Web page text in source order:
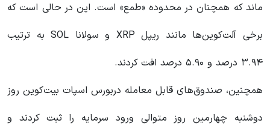
ماند که همچنان در محدوده «طمع» است. این در حالی است که
برخی آلت‌کوین‌ها مانند ریپل XRP و سولانا SOL به ترتیب
۳.۹۴ درصد و ۵.۹۰ درصد افت کردند.
همچنین، صندوق‌های قابل معامله دربورس اسپات بیت‌کوین روز
دوشنبه چهارمین روز متوالی ورود سرمایه را ثبت کردند و